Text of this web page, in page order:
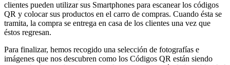
clientes pueden utilizar sus Smartphones para escanear los códigos
QR y colocar sus productos en el carro de compras. Cuando ésta se
tramita, la compra se entrega en casa de los clientes una vez que
éstos regresan.
Para finalizar, hemos recogido una selección de fotografías e
imágenes que nos descubren como los Códigos QR están siendo